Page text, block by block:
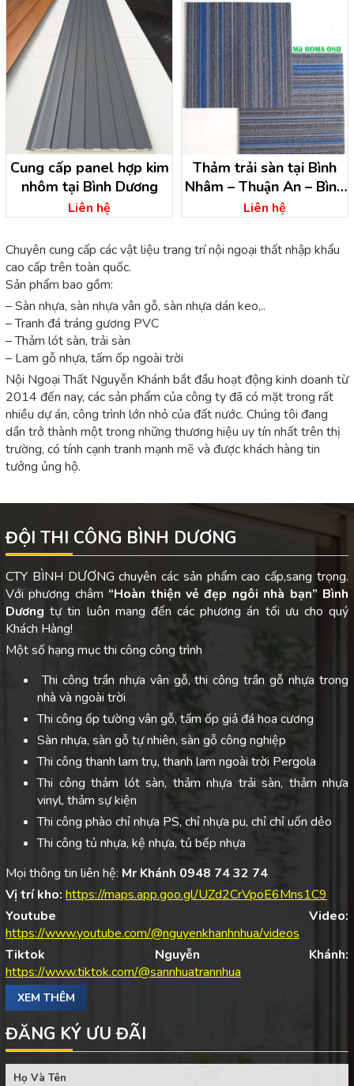
Cung cấp panel hợp kim
nhôm tại Bình Dương
Liên hệ
Thảm trải sàn tại Bình
Nhâm – Thuận An – Bình
Dương
Liên hệ
Chuyên cung cấp các vật liệu trang trí nội ngoại thất nhập khẩu
cao cấp trên toàn quốc.
Sản phẩm bao gồm:
– Sàn nhựa, sàn nhựa vân gỗ, sàn nhựa dán keo,..
– Tranh đá tráng gương PVC
– Thảm lót sàn, trải sàn
– Lam gỗ nhựa, tấm ốp ngoài trời
Nội Ngoại Thất Nguyễn Khánh bắt đầu hoạt động kinh doanh từ
2014 đến nay, các sản phẩm của công ty đã có mặt trong rất
nhiều dự án, công trình lớn nhỏ của đất nước. Chúng tôi đang
dần trở thành một trong những thương hiệu uy tín nhất trên thị
trường, có tính cạnh tranh mạnh mẽ và được khách hàng tin
tưởng ủng hộ.
ĐỘI THI CÔNG BÌNH DƯƠNG
CTY BÌNH DƯƠNG chuyên các sản phẩm cao cấp,sang trọng.
Với phương châm “Hoàn thiện vẻ đẹp ngôi nhà bạn” Bình
Dươngtự tin luôn mang đến các phương án tối ưu cho quý
Khách Hàng!
Một số hạng mục thi công công trình
Thi công trần nhựa vân gỗ, thi công trần gỗ nhựa trong
nhà và ngoài trời
Thi công ốp tường vân gỗ, tấm ốp giả đá hoa cương
Sàn nhựa, sàn gỗ tự nhiên, sàn gỗ công nghiệp
Thi công thanh lam trụ, thanh lam ngoài trời Pergola
Thi công thảm lót sàn, thảm nhựa trải sàn, thảm nhựa
vinyl, thảm sự kiện
Thi công phào chỉ nhựa PS, chỉ nhựa pu, chỉ chỉ uốn dẻo
Thi công tủ nhựa, kệ nhựa, tủ bếp nhựa
Mọi thông tin liên hệ: Mr Khánh 0948 74 32 74
Vị trí kho: https://maps.app.goo.gl/UZd2CrVpoE6Mns1C9
Youtube Video:
https://www.youtube.com/@nguyenkhanhnhua/videos
Tiktok Nguyễn Khánh:
https://www.tiktok.com/@sannhuatrannhua
XEM THÊM
ĐĂNG KÝ ƯU ĐÃI